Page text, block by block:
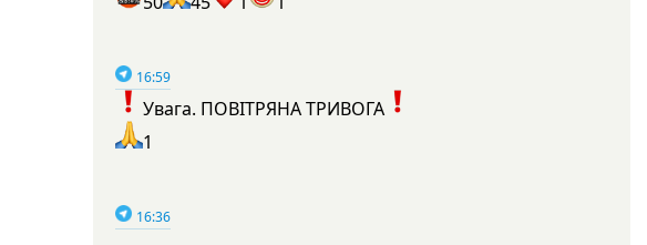
16:59
Увага. ПОВІТРЯНА ТРИВОГА
1
16:36